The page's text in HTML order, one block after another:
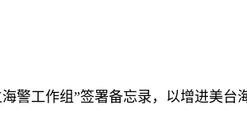
警工作组”签署备忘录，以增进美台